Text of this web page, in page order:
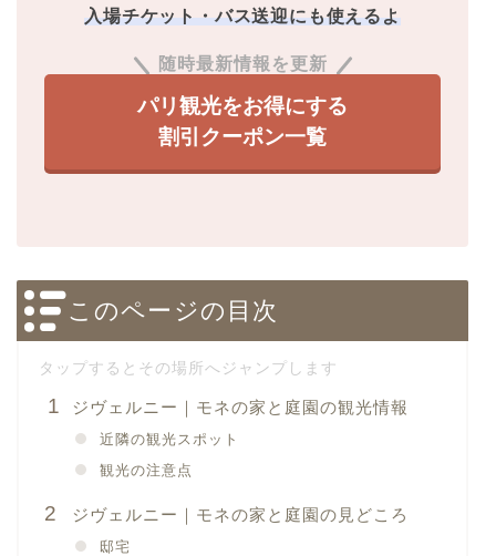
入場チケット・バス送迎にも使えるよ
随時最新情報を更新
パリ観光をお得にする
割引クーポン一覧
このページの目次
ジヴェルニー｜モネの家と庭園の観光情報
近隣の観光スポット
観光の注意点
ジヴェルニー｜モネの家と庭園の見どころ
邸宅